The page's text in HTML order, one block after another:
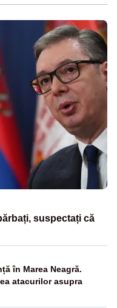
suspectați că
în Marea Neagră.
atacurilor asupra